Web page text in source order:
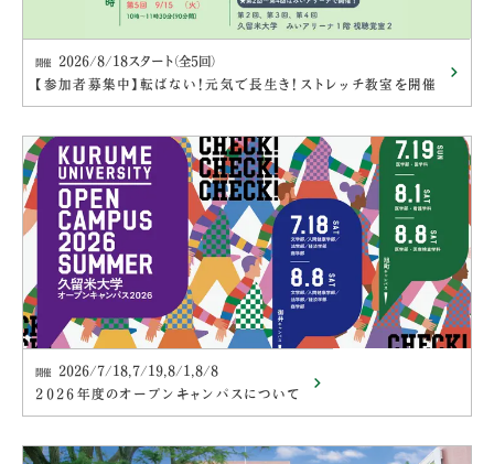
開催
2026/8/18スタート（全5回）
【参加者募集中】転ばない！元気で長生き！ストレッチ教室を開催
開催
2026/7/18,7/19,8/1,8/8
2026年度のオープンキャンパスについて